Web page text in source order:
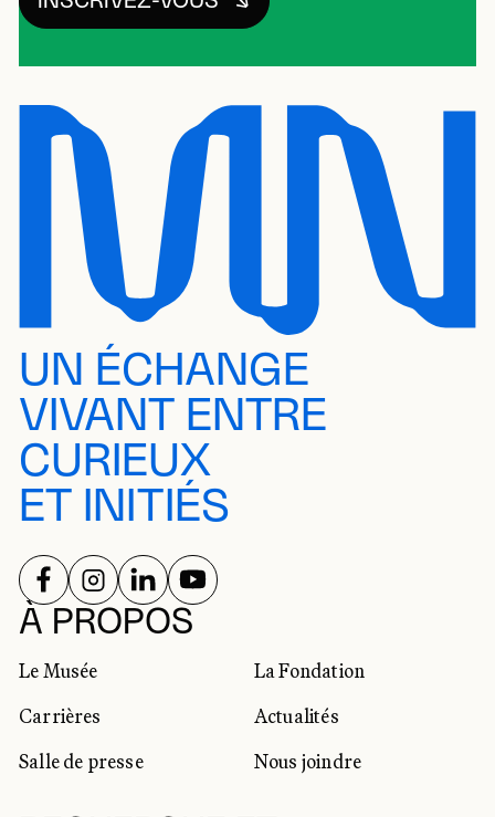
UN ÉCHANGE
VIVANT ENTRE
CURIEUX
ET INITIÉS
À PROPOS
Le Musée
La Fondation
Carrières
Actualités
Salle de presse
Nous joindre
RÉSEAUX SOCIAUX
SUIVEZ-NOUS SUR
SUIVEZ-NOUS SUR
SUIVEZ-NOUS SUR
SUIVEZ-NOUS SUR